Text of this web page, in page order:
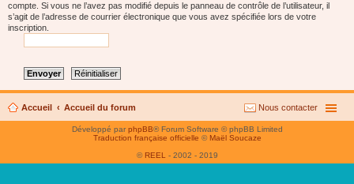
compte. Si vous ne l’avez pas modifié depuis le panneau de contrôle de l’utilisateur, il
s’agit de l’adresse de courrier électronique que vous avez spécifiée lors de votre
inscription.
Accueil Accueil du forum Nous contacter
Développé parphpBB® Forum Software © phpBB Limited
Traduction française officielle © Maël Soucaze
© REEL - 2002 - 2019